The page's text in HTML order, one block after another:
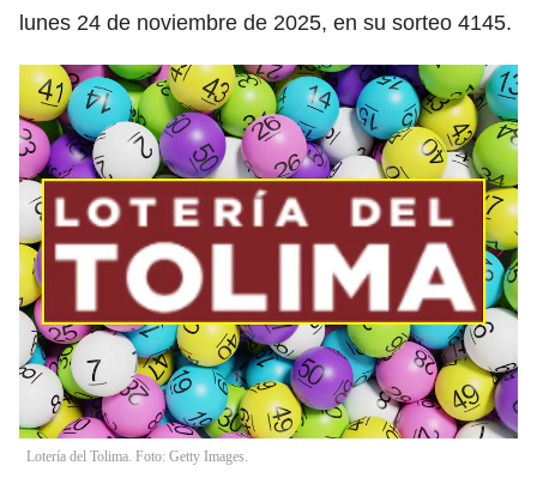
lunes 24 de noviembre de 2025, en su sorteo 4145.
Lotería del Tolima. Foto: Getty Images.